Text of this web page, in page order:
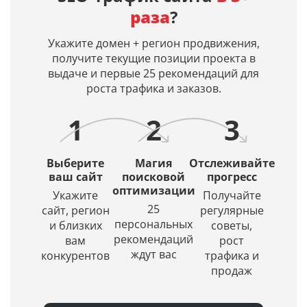
Яндекс
Google.
выбором
региона
заданной
глубине
проверки
вашим
запросам
и
входит
ли
ваш
в их
источники.
E 3,
AI.
Просто
введите
описание
искусственный
интеллект
создаст
красивое
и
уникальное
изображение.
дату
кэша
страницы
раза?
Укажите домен + регион продвижения,
получите текущие позиции проекта в
выдаче и первые 25 рекомендаций для
роста трафика и заказов.
1
Выберите
ваш сайт
Укажите
сайт, регион
и близких
вам
конкурентов
2
Магия
поисковой
оптимизации
25
персональных
рекомендаций
ждут вас
3
Отслеживайте
прогресс
Получайте
регулярные
советы,
рост
трафика и
продаж